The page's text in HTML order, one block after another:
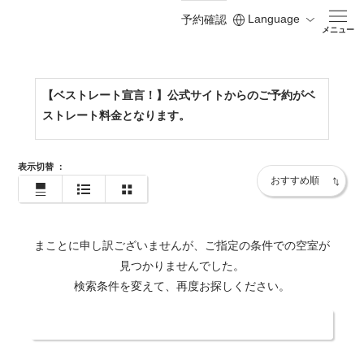
予約確認 Language
メニュー
https://www.shodoshima-kh.jp/
【ベストレート宣言！】公式サイトからのご予約がベ
ストレート料金となります。
表示切替 ：
まことに申し訳ございませんが、ご指定の条件での空室が
見つかりませんでした。
検索条件を変えて、再度お探しください。